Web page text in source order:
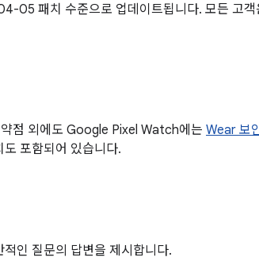
05 패치 수준으로 업데이트됩니다. 모든 고객
점 외에도 Google Pixel Watch에는 Wear 보
포함되어 있습니다.
인 질문의 답변을 제시합니다.